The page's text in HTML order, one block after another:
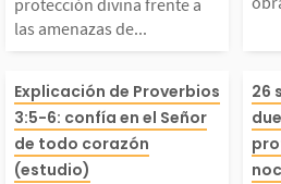
y adorar
s...
divina frente a
de los
pueblos que se
protección divina frente a
las amenazas de...
3:5-6
a confiar
Explicación de Proverbios
3:5-6: confía en el Señor
de todo corazón
(estudio)
A
26